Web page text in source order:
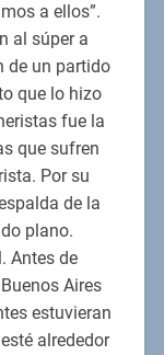
a ellos”.
al súper a
de un partido
que lo hizo
fue la
que sufren
Por su
de la
plano.
Antes de
Aires
estuvieran
alrededor